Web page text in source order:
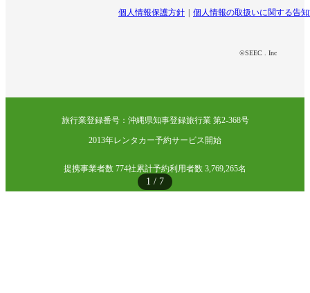
1 / 7
個人情報保護方針 個人情報の取扱いに関する告
©SEEC . Inc
旅行業登録番号：沖縄県知事登録旅行業 第2-368号
2013年レンタカー予約サービス開始
提携事業者数 774社累計予約利用者数 3,769,265名